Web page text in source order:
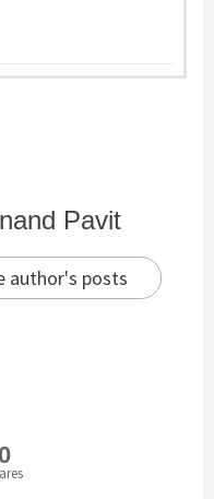
Pavit
author's posts
0